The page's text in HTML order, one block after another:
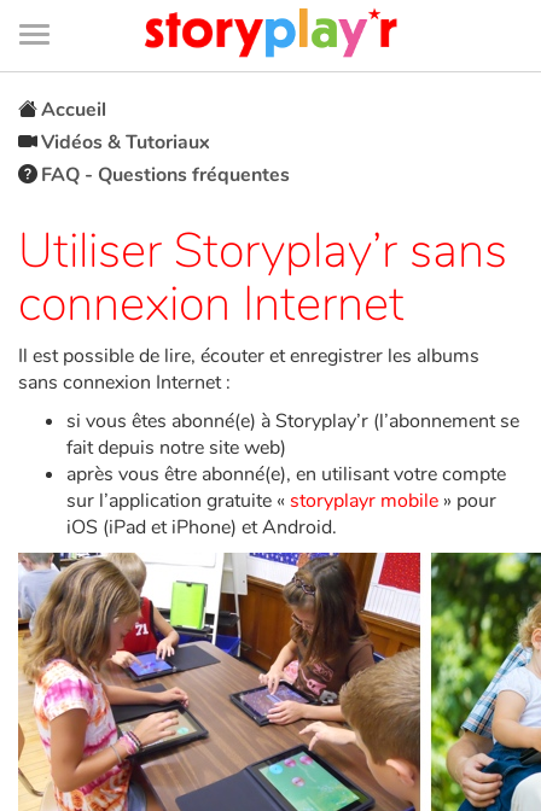
Connexion
Bibliothèque
de
page
Menu
Je me connecte
Tester gratuitement
Bibliothèque
Prix
Accueil
Contes d'ici et d'ailleurs
Fable, mythe, littérature et poésie
Princesses et princes, rois, reines et dragons
Ogres, monstres et sorcières
Héroïnes et héros
Écologie, nature, saisons
Accueil
Vidéos & Tutoriaux
FAQ - Questions fréquentes
Utiliser Storyplay’r sans
connexion Internet
Il est possible de lire, écouter et enregistrer les albums
sans connexion Internet :
si vous êtes abonné(e) à Storyplay’r (l’abonnement se
fait depuis notre site web)
après vous être abonné(e), en utilisant votre compte
sur l’application gratuite « storyplayr mobile » pour
iOS (iPad et iPhone) et Android.